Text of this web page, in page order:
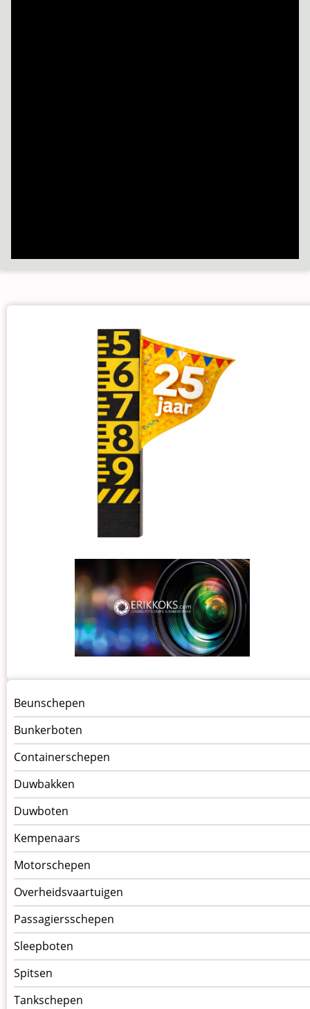
Menu
Schepen
Beunschepen
Bunkerboten
Containerschepen
Duwbakken
Duwboten
Kempenaars
Motorschepen
Overheidsvaartuigen
Passagiersschepen
Sleepboten
Spitsen
Tankschepen